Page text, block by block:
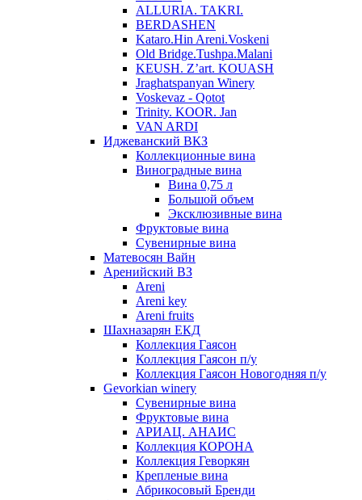
ALLURIA. TAKRI.
BERDASHEN
Kataro.Hin Areni.Voskeni
Old Bridge.Tushpa.Malani
KEUSH. Z’art. KOUASH
Jraghatspanyan Winery
Voskevaz - Qotot
Trinity. KOOR. Jan
VAN ARDI
Иджеванский ВКЗ
Коллекционные вина
Виноградные вина
Вина 0,75 л
Большой объем
Эксклюзивные вина
Фруктовые вина
Cувенирные вина
Матевосян Вайн
Аренийский ВЗ
Areni
Areni key
Areni fruits
Шахназарян ЕКД
Коллекция Гаясон
Коллекция Гаясон п/у
Коллекция Гаясон Новогодняя п/у
Gevorkian winery
Сувенирные вина
Фруктовые вина
АРИАЦ. АНАИС
Коллекция КОРОНА
Коллекция Геворкян
Крепленые вина
Абрикосовый Бренди